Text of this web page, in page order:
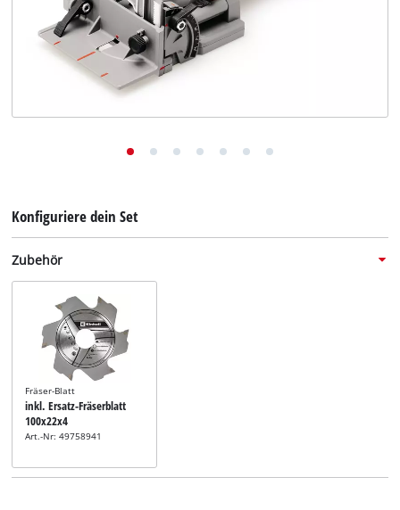
English
Konfiguriere dein Set
Zubehör
Fräser-Blatt
inkl. Ersatz-Fräserblatt
100x22x4
Art.-Nr: 49758941